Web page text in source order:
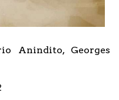
Anindito, Georges